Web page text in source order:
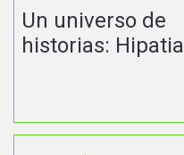
Un universo de
historias: Hipatia